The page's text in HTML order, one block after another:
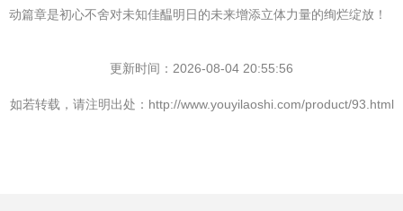
动篇章是初心不舍对未知佳醖明日的未来增添立体力量的绚烂绽放！
更新时间：2026-08-04 20:55:56
如若转载，请注明出处：http://www.youyilaoshi.com/product/93.html